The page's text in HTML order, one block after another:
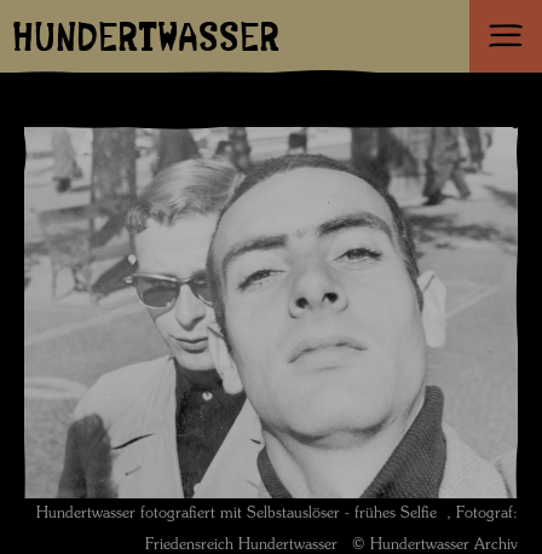
HUNDERTWASSER
Hundertwasser fotografiert mit Selbstauslöser - frühes Selfie , Fotograf:
Friedensreich Hundertwasser © Hundertwasser Archiv